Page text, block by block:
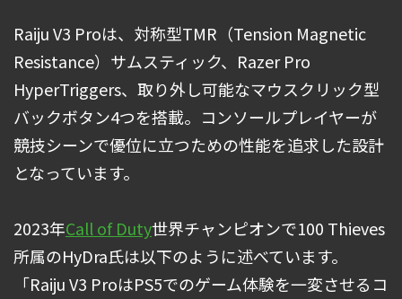
Raiju V3 Proは、対称型TMR（Tension Magnetic
Resistance）サムスティック、Razer Pro
HyperTriggers、取り外し可能なマウスクリック型
バックボタン4つを搭載。コンソールプレイヤーが
競技シーンで優位に立つための性能を追求した設計
となっています。
2023年Call of Duty世界チャンピオンで100 Thieves
所属のHyDra氏は以下のように述べています。
「Raiju V3 ProはPS5でのゲーム体験を一変させるコ